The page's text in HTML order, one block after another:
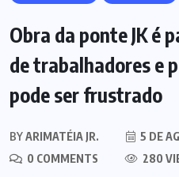
Obra da ponte JK é
de trabalhadores e
pode ser frustrado
BYARIMATÉIA JR.
5 DE
0 COMMENTS
280